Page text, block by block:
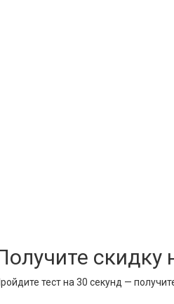
скидку
тест на 30 секунд —